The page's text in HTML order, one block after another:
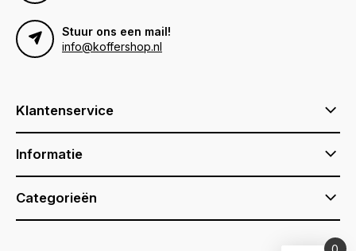
Stuur ons een mail!
info@koffershop.nl
Klantenservice
Informatie
Categorieën